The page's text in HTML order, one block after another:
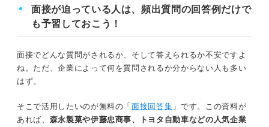
面接が迫っている人は、頻出質問の回答例だけで
も予習しておこう！
面接でどんな質問がされるか、そして答えられるか不安ですよ
ね。ただ、企業によって何を質問されるか分からない人も多い
はず。
そこで活用したいのが無料の「面接回答集 」です。この資料が
あれば、 森永製菓や伊藤忠商事、トヨタ自動車などの人気企業